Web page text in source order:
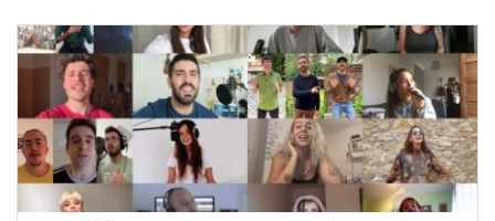
David Otero,Rayden,Dani Fernández,
Funambulista,Suu,Bombaiy Álvaro de
Sinsinati
se han unido en esta nueva versión
para mostrar, una vez más, lo hondo que ha
caladola música de Jarabe de Paloen nuestras
vidas.